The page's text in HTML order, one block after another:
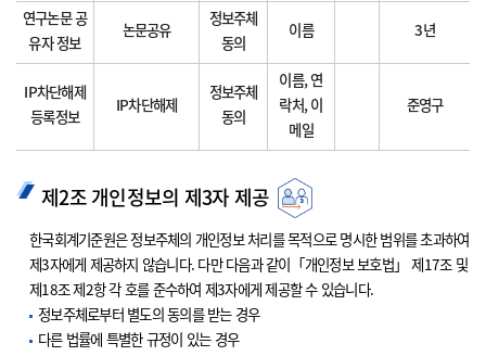
연구논문 공
유자 정보
논문공유
정보주체
동의
이름 3년
IP차단해제
등록정보
IP차단해제
정보주체
동의
이름, 연
락처, 이
메일
준영구
제2조 개인정보의 제3자 제공
한국회계기준원은 정보주체의 개인정보 처리를 목적으로 명시한 범위를 초과하여
제3자에게 제공하지 않습니다. 다만 다음과 같이「개인정보 보호법」 제17조 및
제18조 제2항 각 호를 준수하여 제3자에게 제공할 수 있습니다.
정보주체로부터 별도의 동의를 받는 경우
다른 법률에 특별한 규정이 있는 경우